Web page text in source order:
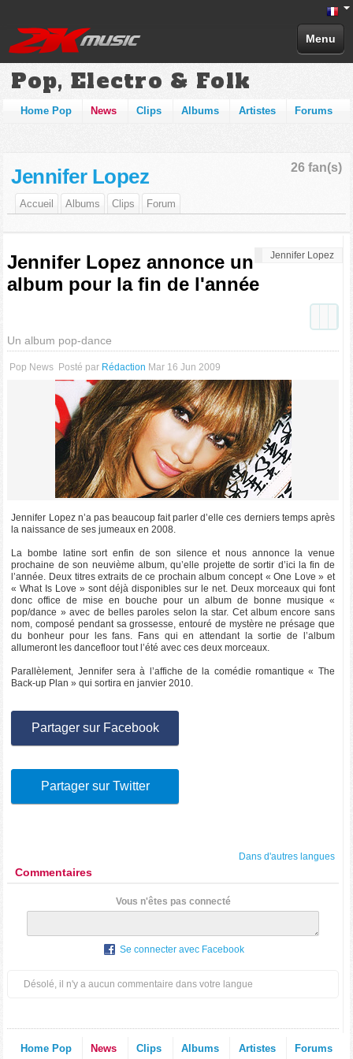
Menu
Pop, Electro & Folk
Home Pop News Clips Albums Artistes Forums
26 fan(s)
Jennifer Lopez
Accueil Albums Clips Forum
Jennifer Lopez
Jennifer Lopez annonce un
album pour la fin de l'année
Un album pop-dance
Pop News Posté par Rédaction Mar 16 Jun 2009
Jennifer Lopez n’a pas beaucoup fait parler d’elle ces derniers temps après
la naissance de ses jumeaux en 2008.
La bombe latine sort enfin de son silence et nous annonce la venue
prochaine de son neuvième album, qu’elle projette de sortir d’ici la fin de
l’année. Deux titres extraits de ce prochain album concept « One Love » et
« What Is Love » sont déjà disponibles sur le net. Deux morceaux qui font
donc office de mise en bouche pour un album de bonne musique «
pop/dance » avec de belles paroles selon la star. Cet album encore sans
nom, composé pendant sa grossesse, entouré de mystère ne présage que
du bonheur pour les fans. Fans qui en attendant la sortie de l’album
allumeront les dancefloor tout l’été avec ces deux morceaux.
Parallèlement, Jennifer sera à l’affiche de la comédie romantique « The
Back-up Plan » qui sortira en janvier 2010.
Partager sur Facebook
Partager sur Twitter
Dans d'autres langues
Commentaires
Vous n'êtes pas connecté
Se connecter avec Facebook
Désolé, il n'y a aucun commentaire dans votre langue
Home Pop News Clips Albums Artistes Forums